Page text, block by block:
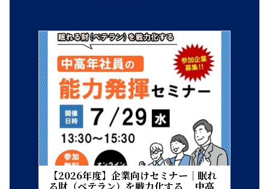
【2026年度】企業向けセミナー｜眠れ
る財（ベテラン）を戦力化する 中高